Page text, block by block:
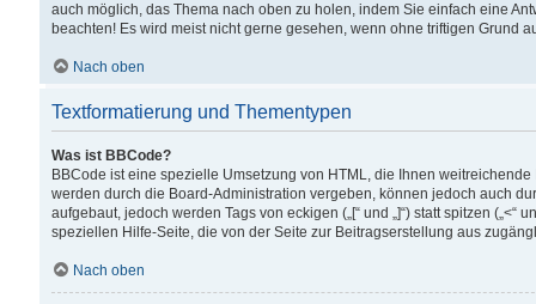
auch möglich, das Thema nach oben zu holen, indem Sie einfach eine
beachten! Es wird meist nicht gerne gesehen, wenn ohne triftigen Grund
Nach oben
Textformatierung und Thementypen
Was ist BBCode?
BBCode ist eine spezielle Umsetzung von HTML, die Ihnen
werden durch die Board-Administration vergeben, können jedoch auch
aufgebaut, jedoch werden Tags von eckigen („[“ und „]“) statt spitzen
speziellen Hilfe-Seite, die von der Seite zur Beitragserstellung aus
Nach oben